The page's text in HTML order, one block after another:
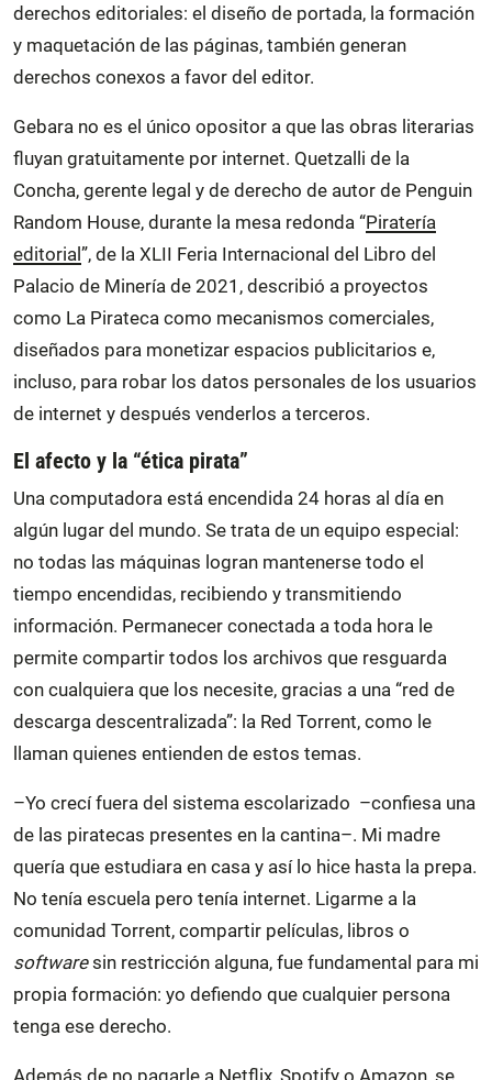
derechos editoriales: el diseño de portada, la formación
y maquetación de las páginas, también generan
derechos conexos a favor del editor.
Gebara no es el único opositor a que las obras literarias
fluyan gratuitamente por internet. Quetzalli de la
Concha, gerente legal y de derecho de autor de Penguin
Random House, durante la mesa redonda “Piratería
editorial”, de la XLII Feria Internacional del Libro del
Palacio de Minería de 2021, describió a proyectos
como La Pirateca como mecanismos comerciales,
diseñados para monetizar espacios publicitarios e,
incluso, para robar los datos personales de los usuarios
de internet y después venderlos a terceros.
El afecto y la “ética pirata”
Una computadora está encendida 24 horas al día en
algún lugar del mundo. Se trata de un equipo especial:
no todas las máquinas logran mantenerse todo el
tiempo encendidas, recibiendo y transmitiendo
información. Permanecer conectada a toda hora le
permite compartir todos los archivos que resguarda
con cualquiera que los necesite, gracias a una “red de
descarga descentralizada”: la Red Torrent, como le
llaman quienes entienden de estos temas.
–Yo crecí fuera del sistema escolarizado –confiesa una
de las piratecas presentes en la cantina–. Mi madre
quería que estudiara en casa y así lo hice hasta la prepa.
No tenía escuela pero tenía internet. Ligarme a la
comunidad Torrent, compartir películas, libros o
softwaresin restricción alguna, fue fundamental para mi
propia formación: yo defiendo que cualquier persona
tenga ese derecho.
Además de no pagarle a Netflix, Spotify o Amazon, se